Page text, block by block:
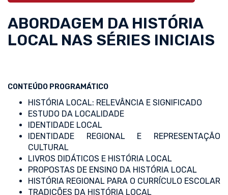
ABORDAGEM DA HISTÓRIA
LOCAL NAS SÉRIES INICIAIS
CONTEÚDO PROGRAMÁTICO
HISTÓRIA LOCAL: RELEVÂNCIA E SIGNIFICADO
ESTUDO DA LOCALIDADE
IDENTIDADE LOCAL
IDENTIDADE REGIONAL E REPRESENTAÇÃO
CULTURAL
LIVROS DIDÁTICOS E HISTÓRIA LOCAL
PROPOSTAS DE ENSINO DA HISTÓRIA LOCAL
HISTÓRIA REGIONAL PARA O CURRÍCULO ESCOLAR
TRADIÇÕES DA HISTÓRIA LOCAL